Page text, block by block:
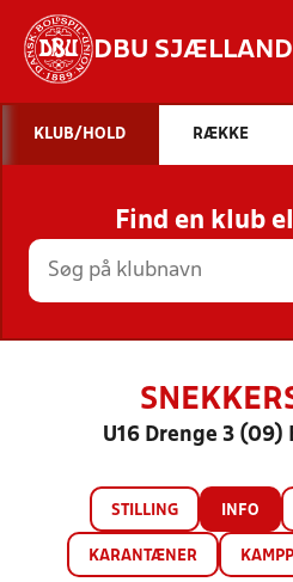
DBU SJÆLLAND
STILLINGER,
KLUB/HOLD RÆKKE
Find en klub
U16 Drenge 3 (09)
STILLING INFO
KARANTÆNER